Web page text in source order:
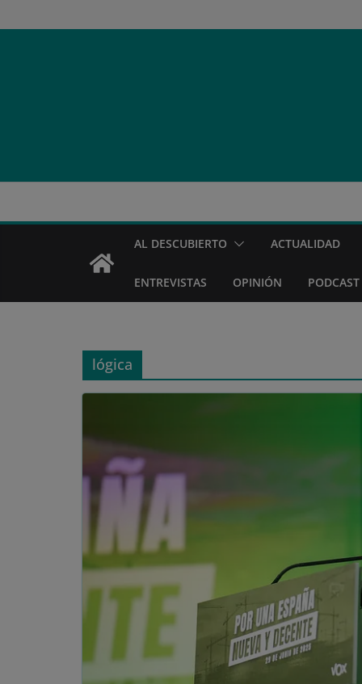
al
AL DESCUBIERTO ACTUALIDAD
ENTREVISTAS OPINIÓN PODCAST
lógica